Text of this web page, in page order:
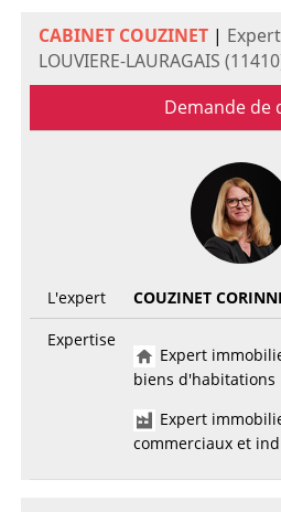
CABINET COUZINET|
LOUVIERE-LAURAGAIS
Demande de
L'expert
COUZINET
Expertise
Expert
biens d'habitations
Expert
commerciaux et